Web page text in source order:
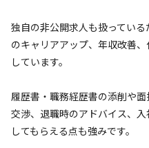
独自の非公開求人も扱ってい
のキャリアアップ、年収改善
しています。
履歴書・職務経歴書の添削や
交渉、退職時のアドバイス、
してもらえる点も強みです。